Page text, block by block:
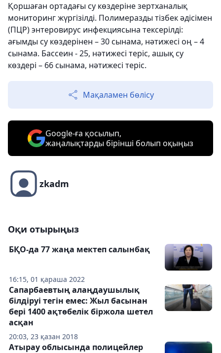
Қоршаған ортадағы су көздеріне зертханалық
мониторинг жүргізілді. Полимеразды тізбек әдісімен
(ПЦР) энтеровирус инфекциясына тексерілді:
ағымды су көздерінен – 30 сынама, нәтижесі оң – 4
сынама. Бассеин - 25, нәтижесі теріс, ашық су
көздері – 66 сынама, нәтижесі теріс.
Мақаламен бөлісу
Google-ға қосылып,
жаңалықтарды бірінші болып оқыңыз
zkadm
Оқи отырыңыз
16:15, 01 қараша 2022
БҚО-да 77 жаңа мектеп салынбақ
20:03, 23 қазан 2018
Сапарбаевтың алаңдаушылық
білдіруі тегін емес: Жыл басынан
бері 1400 ақтөбелік біржола шетел
асқан
Атырау облысында полицейлер